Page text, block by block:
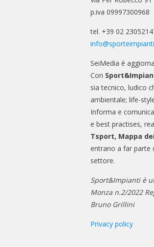
p.iva 09997300968
tel. +39 02
SeiMedia è
Con
sia tecnico, ludico
ambientale; life-
Informa e
e best practises,
Tsport, Mappa
entrano a far parte
settore.
Sport&Impianti è
Monza n.2/2022
Bruno Grillini
Privacy policy